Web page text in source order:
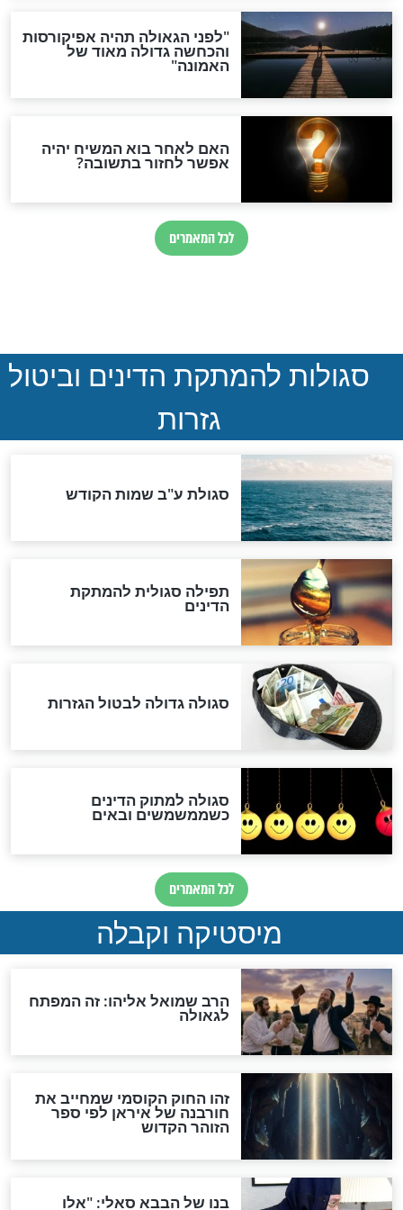
רש"י לתהילים -
חדשות יהדות
הותר לפרסום: לוחמי מילואים
ההסכם החשאי של טראמפ
ואיראן: בלי שקיפות ועם הרבה
סימני שאלה
המסמך האבוד שנחשף
במרתפי מוסקבה: כתב היד
הנדיר של הרשב"ם התגלה
שורדת השואה שחוגגת 100:
"מודה לקב"ה על כל השנים"
לכל המאמרים
אחרית הימים
האם אפשר לחשב את הקץ?
מה יהיה בימות המשיח?
"לפני הגאולה תהיה אפיקורסות
והכחשה גדולה מאוד של
האמונה"